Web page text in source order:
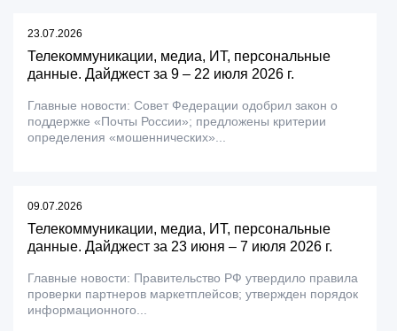
23.07.2026
Телекоммуникации, медиа, ИТ, персональные
данные. Дайджест за 9 – 22 июля 2026 г.
Главные новости: Совет Федерации одобрил закон о
поддержке «Почты России»; предложены критерии
определения «мошеннических»...
09.07.2026
Телекоммуникации, медиа, ИТ, персональные
данные. Дайджест за 23 июня – 7 июля 2026 г.
Главные новости: Правительство РФ утвердило правила
проверки партнеров маркетплейсов; утвержден порядок
информационного...